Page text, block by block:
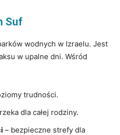
Suf
wodnych w Izraelu. Jest
w upalne dni. Wśród
trudności.
dla całej rodziny.
– bezpieczne strefy dla